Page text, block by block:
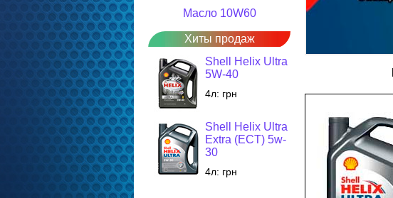
Масло 10W60
Хиты продаж
Shell Helix Ultra
5W-40
4л: грн
Shell Helix Ultra
Extra (ECT) 5w-
30
4л: грн